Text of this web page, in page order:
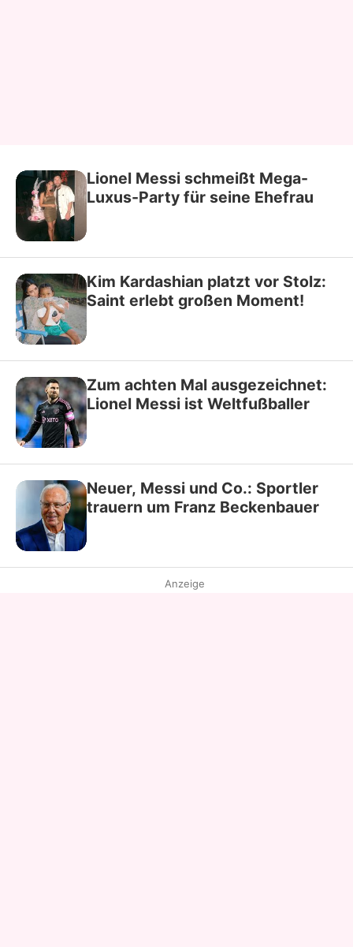
Lionel Messi schmeißt Mega-
Luxus-Party für seine Ehefrau
Kim Kardashian platzt vor Stolz:
Saint erlebt großen Moment!
Zum achten Mal ausgezeichnet:
Lionel Messi ist Weltfußballer
Neuer, Messi und Co.: Sportler
trauern um Franz Beckenbauer
Anzeige